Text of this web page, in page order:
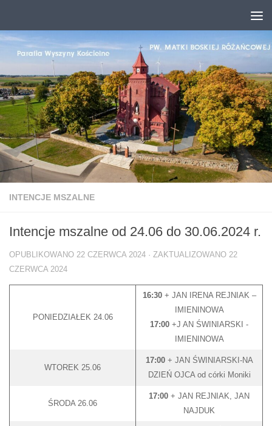
INTENCJE MSZALNE
Intencje mszalne od 24.06 do 30.06.2024 r.
OPUBLIKOWANO 22 CZERWCA 2024 · ZAKTUALIZOWANO 22
CZERWCA 2024
PONIEDZIAŁEK 24.06
16:30 + JAN IRENA REJNIAK –
IMIENINOWA
17:00 +J AN ŚWINIARSKI -
IMIENINOWA
WTOREK 25.06
17:00 + JAN ŚWINIARSKI-NA
DZIEŃ OJCA od córki Moniki
ŚRODA 26.06
17:00 + JAN REJNIAK, JAN
NAJDUK